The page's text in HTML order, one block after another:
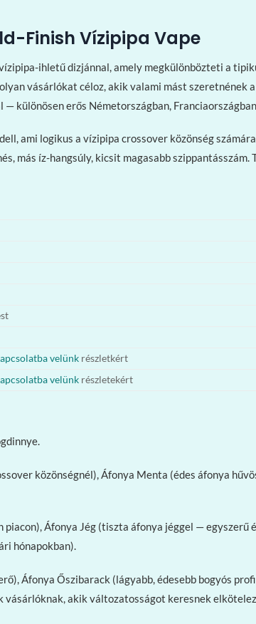
Finish Vízipipa Vape
ihletű dizjánnal, amely megkülönbözteti a
vásárlókat céloz, akik valami mást szeretnének
különösen erős Németországban,
ami logikus a vízipipa crossover közönség
más íz-hangsúly, kicsit magasabb
velünkrészletkért
velünkrészletekért
közönségnél), Áfonya Menta (édes áfonya
Áfonya Jég (tiszta áfonya jéggel —
hónapokban).
Áfonya Őszibarack (lágyabb, édesebb bogyós
vásárlóknak, akik változatosságot keresnek